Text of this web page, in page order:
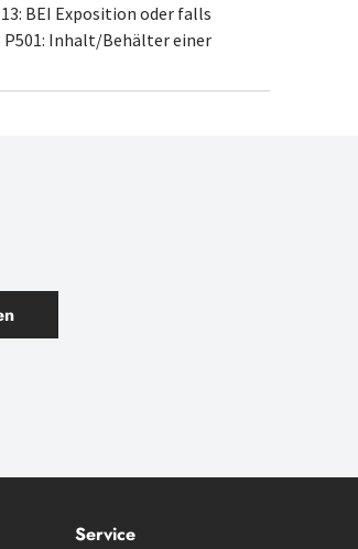
BEI Exposition oder falls
P501: Inhalt/Behältereiner
Service